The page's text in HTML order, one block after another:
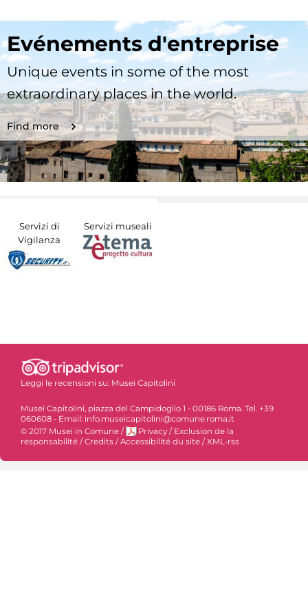
Evénements d'entreprise
Unique events in some of the most
extraordinary places in the world.
Find more
Servizi di
Vigilanza
Servizi museali
Leggi le recensioni su: Musei Capitolini
Musei Capitolini, piazza del Campidoglio 1 - 00186 Roma. Tel. +39
060608 - Email: info.museicapitolini@comune.roma.it
© 2017 Musei in Comune / Privacy / Exclusion de la
responsabilité /Credits /Accessibilité du site /XML-rss